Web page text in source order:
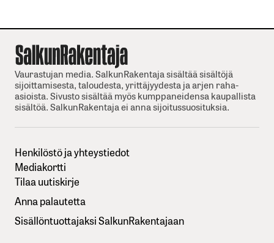
Vaurastujan media. SalkunRakentaja sisältää sisältöjä
sijoittamisesta, taloudesta, yrittäjyydesta ja arjen raha-
asioista. Sivusto sisältää myös kumppaneidensa kaupallista
sisältöä. SalkunRakentaja ei anna sijoitussuosituksia.
Henkilöstö ja yhteystiedot
Mediakortti
Tilaa uutiskirje
Anna palautetta
Sisällöntuottajaksi SalkunRakentajaan